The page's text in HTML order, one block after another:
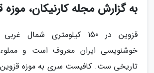
به گزارش مجله کارنیکان، موزه
قزوین در 150 کیلومتری
خوشنویسی ایران معروف است و
تاریخی ست. کافیست سری به موزه قزوین